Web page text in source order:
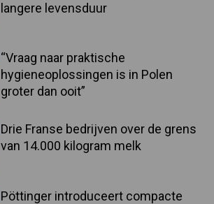
langere levensduur
“Vraag naar praktische
hygieneoplossingen is in Polen
groter dan ooit”
Drie Franse bedrijven over de grens
van 14.000 kilogram melk
Pöttinger introduceert compacte